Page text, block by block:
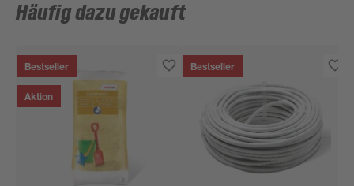
Häufig dazu gekauft
Bestseller
Aktion
Bestseller